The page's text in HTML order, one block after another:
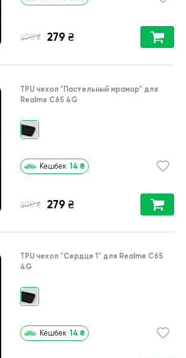
400 ₴ 279 ₴
TPU чехол "Пастельный мрамор" для
Realme C65 4G
Кешбек 14 ₴
400 ₴ 279 ₴
TPU чехол "Сердце 1" для Realme C65
4G
Кешбек 14 ₴